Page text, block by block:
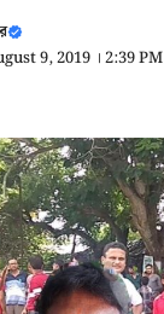
9, 2019 । 2:39 PM